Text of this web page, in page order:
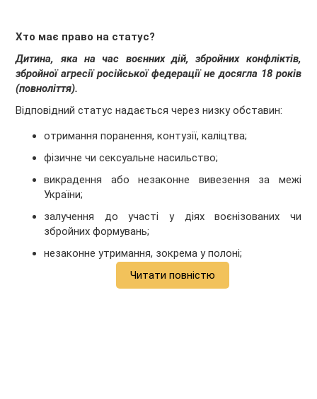
Хто має право на статус?
Дитина, яка на час воєнних дій, збройних конфліктів,
збройної агресії російської федерації не досягла 18 років
(повноліття).
Відповідний статус надається через низку обставин:
отримання поранення, контузії, каліцтва;
фізичне чи сексуальне насильство;
викрадення або незаконне вивезення за межі
України;
залучення до участі у діях воєнізованих чи
збройних формувань;
незаконне утримання, зокрема у полоні;
Читати повністю